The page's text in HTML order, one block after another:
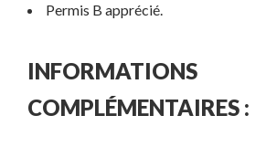
Permis B apprécié.
INFORMATIONS
COMPLÉMENTAIRES :